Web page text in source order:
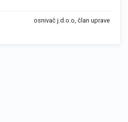
osnivač j.d.o.o, član uprave